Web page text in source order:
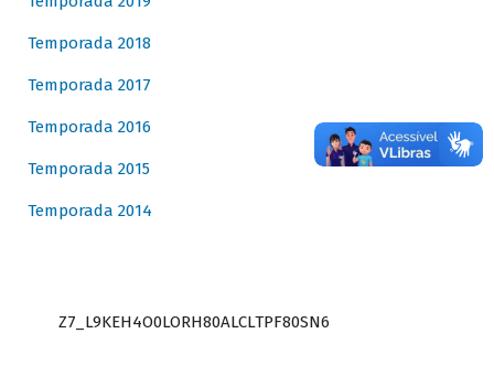
Temporada 2018
Temporada 2017
Temporada 2016
Temporada 2015
Temporada 2014
Z7_L9KEH4O0LORH80ALCLTPF80SN6